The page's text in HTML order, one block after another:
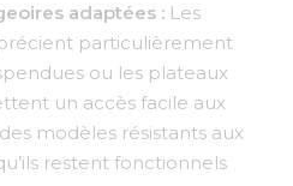
adaptées : Les
particulièrement
ou les plateaux
un accès facile aux
modèles résistants aux
restent fonctionnels